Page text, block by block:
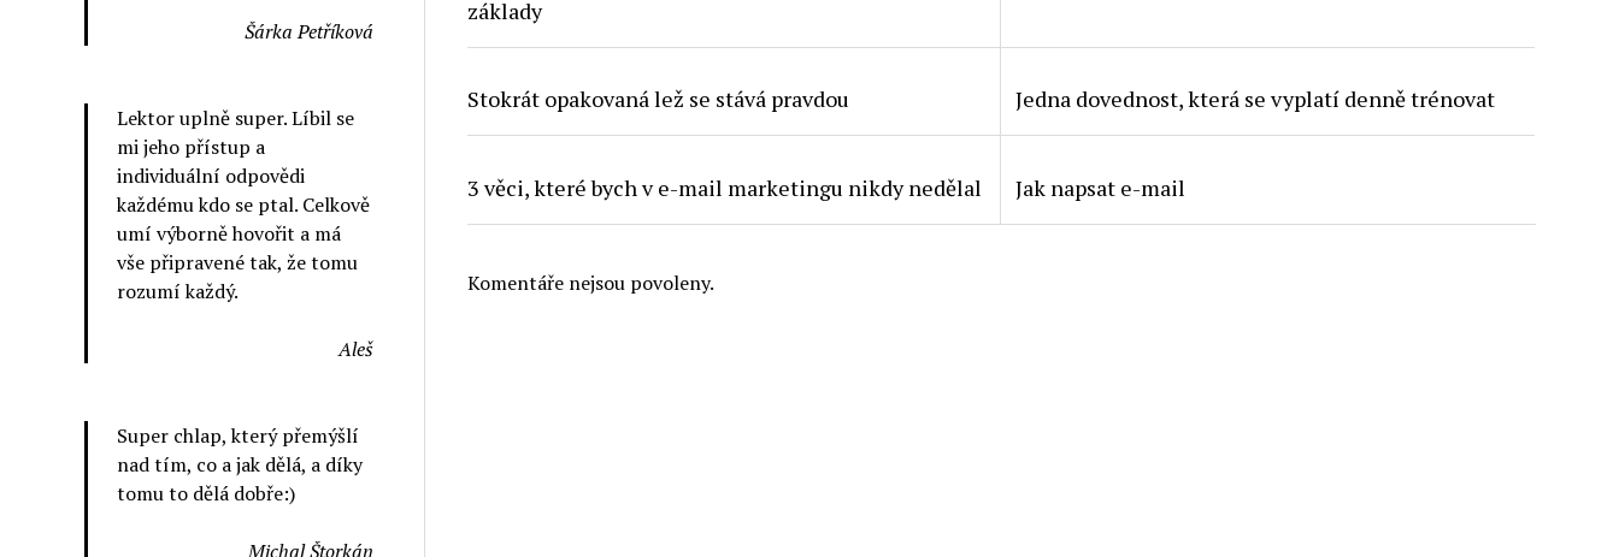
Šárka Petříková
Lektor uplně super. Líbil se
mi jeho přístup a
individuální odpovědi
každému kdo se ptal. Celkově
umí výborně hovořit a má
vše připravené tak, že tomu
rozumí každý.
Aleš
Super chlap, který přemýšlí
nad tím, co a jak dělá, a díky
tomu to dělá dobře:)
Michal Štorkán
základy
Stokrát opakovaná lež se stává pravdou Jedna dovednost, která se vyplatí denně trénovat
3 věci, které bych v e-mail marketingu nikdy nedělal Jak napsat e-mail
Komentáře nejsou povoleny.